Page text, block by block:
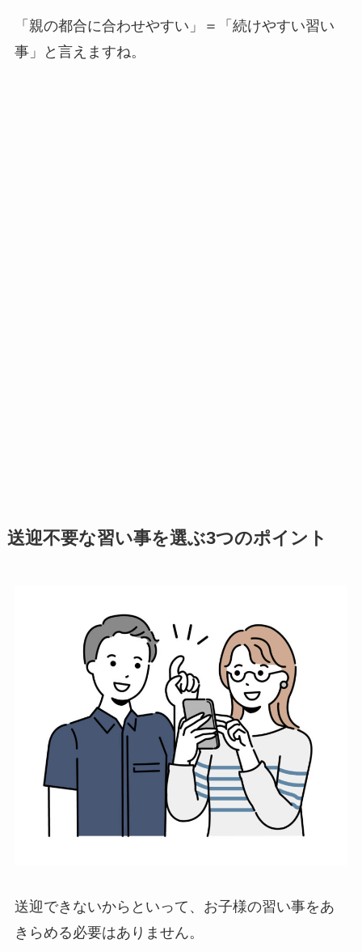
「親の都合に合わせやすい」＝「続けやすい習い
事」と言えますね。
送迎不要な習い事を選ぶ3つのポイント
送迎できないからといって、お子様の習い事をあ
きらめる必要はありません。